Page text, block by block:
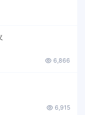
6,866
6,915